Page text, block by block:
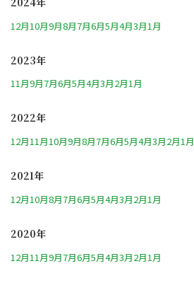
12月10月9月8月7月6月5月4月3月1月
2023年
11月9月7月6月5月4月3月2月1月
2022年
12月11月10月9月8月7月6月5月4月3月2月1月
2021年
12月10月8月7月6月5月4月3月2月1月
2020年
12月11月9月7月6月5月4月3月2月1月